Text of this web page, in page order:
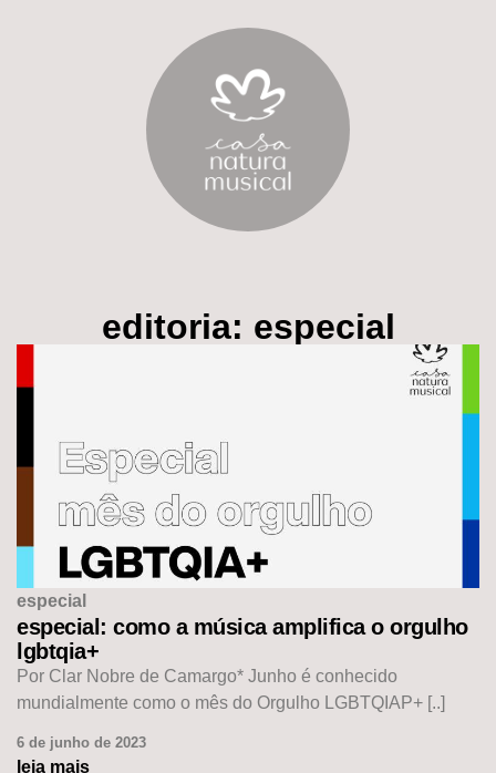
editoria: especial
especial
especial: como a música amplifica o orgulho
lgbtqia+
Por Clar Nobre de Camargo* Junho é conhecido
mundialmente como o mês do Orgulho LGBTQIAP+ [..]
6 de junho de 2023
leia mais